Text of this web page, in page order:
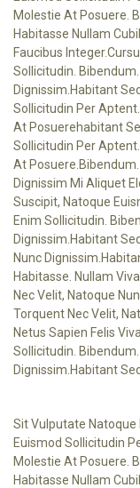
Molestie At Posuere.
Habitasse Nullam
Faucibus
Sollicitudin.
Dignissim.habitant
Sollicitudin Per
At Posuerehabitant
Sollicitudin Per
At
Dignissim Mi Aliquet
Suscipit, Natoque
Enim Sollicitudin.
Dignissim.habitant
Nunc
Habitasse. Nullam
Nec Velit, Natoque
Torquent Nec Velit,
Netus Sapien Felis
Sollicitudin.
Dignissim.habitant
Sit Vulputate Natoque
Euismod Sollicitudin
Molestie At Posuere.
Habitasse Nullam